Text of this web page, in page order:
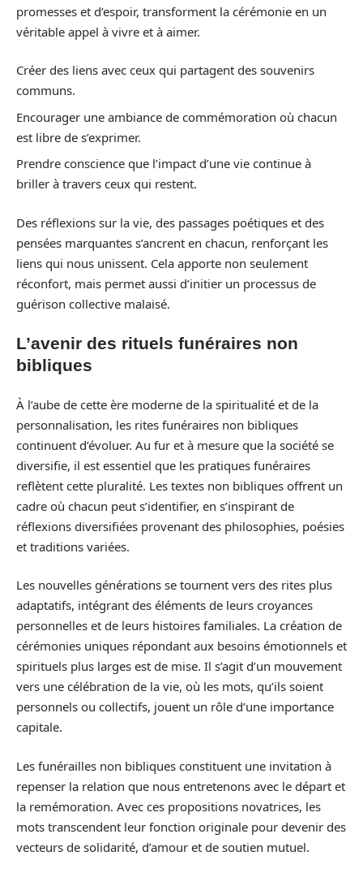
promesses et d’espoir, transforment la cérémonie en un
véritable appel à vivre et à aimer.
Créer des liens avec ceux qui partagent des souvenirs
communs.
Encourager une ambiance de commémoration où chacun
est libre de s’exprimer.
Prendre conscience que l’impact d’une vie continue à
briller à travers ceux qui restent.
Des réflexions sur la vie, des passages poétiques et des
pensées marquantes s’ancrent en chacun, renforçant les
liens qui nous unissent. Cela apporte non seulement
réconfort, mais permet aussi d’initier un processus de
guérison collective malaisé.
L’avenir des rituels funéraires non
bibliques
À l’aube de cette ère moderne de la spiritualité et de la
personnalisation, les rites funéraires non bibliques
continuent d’évoluer. Au fur et à mesure que la société se
diversifie, il est essentiel que les pratiques funéraires
reflètent cette pluralité. Les textes non bibliques offrent un
cadre où chacun peut s’identifier, en s’inspirant de
réflexions diversifiées provenant des philosophies, poésies
et traditions variées.
Les nouvelles générations se tournent vers des rites plus
adaptatifs, intégrant des éléments de leurs croyances
personnelles et de leurs histoires familiales. La création de
cérémonies uniques répondant aux besoins émotionnels et
spirituels plus larges est de mise. Il s’agit d’un mouvement
vers une célébration de la vie, où les mots, qu’ils soient
personnels ou collectifs, jouent un rôle d’une importance
capitale.
Les funérailles non bibliques constituent une invitation à
repenser la relation que nous entretenons avec le départ et
la remémoration. Avec ces propositions novatrices, les
mots transcendent leur fonction originale pour devenir des
vecteurs de solidarité, d’amour et de soutien mutuel.